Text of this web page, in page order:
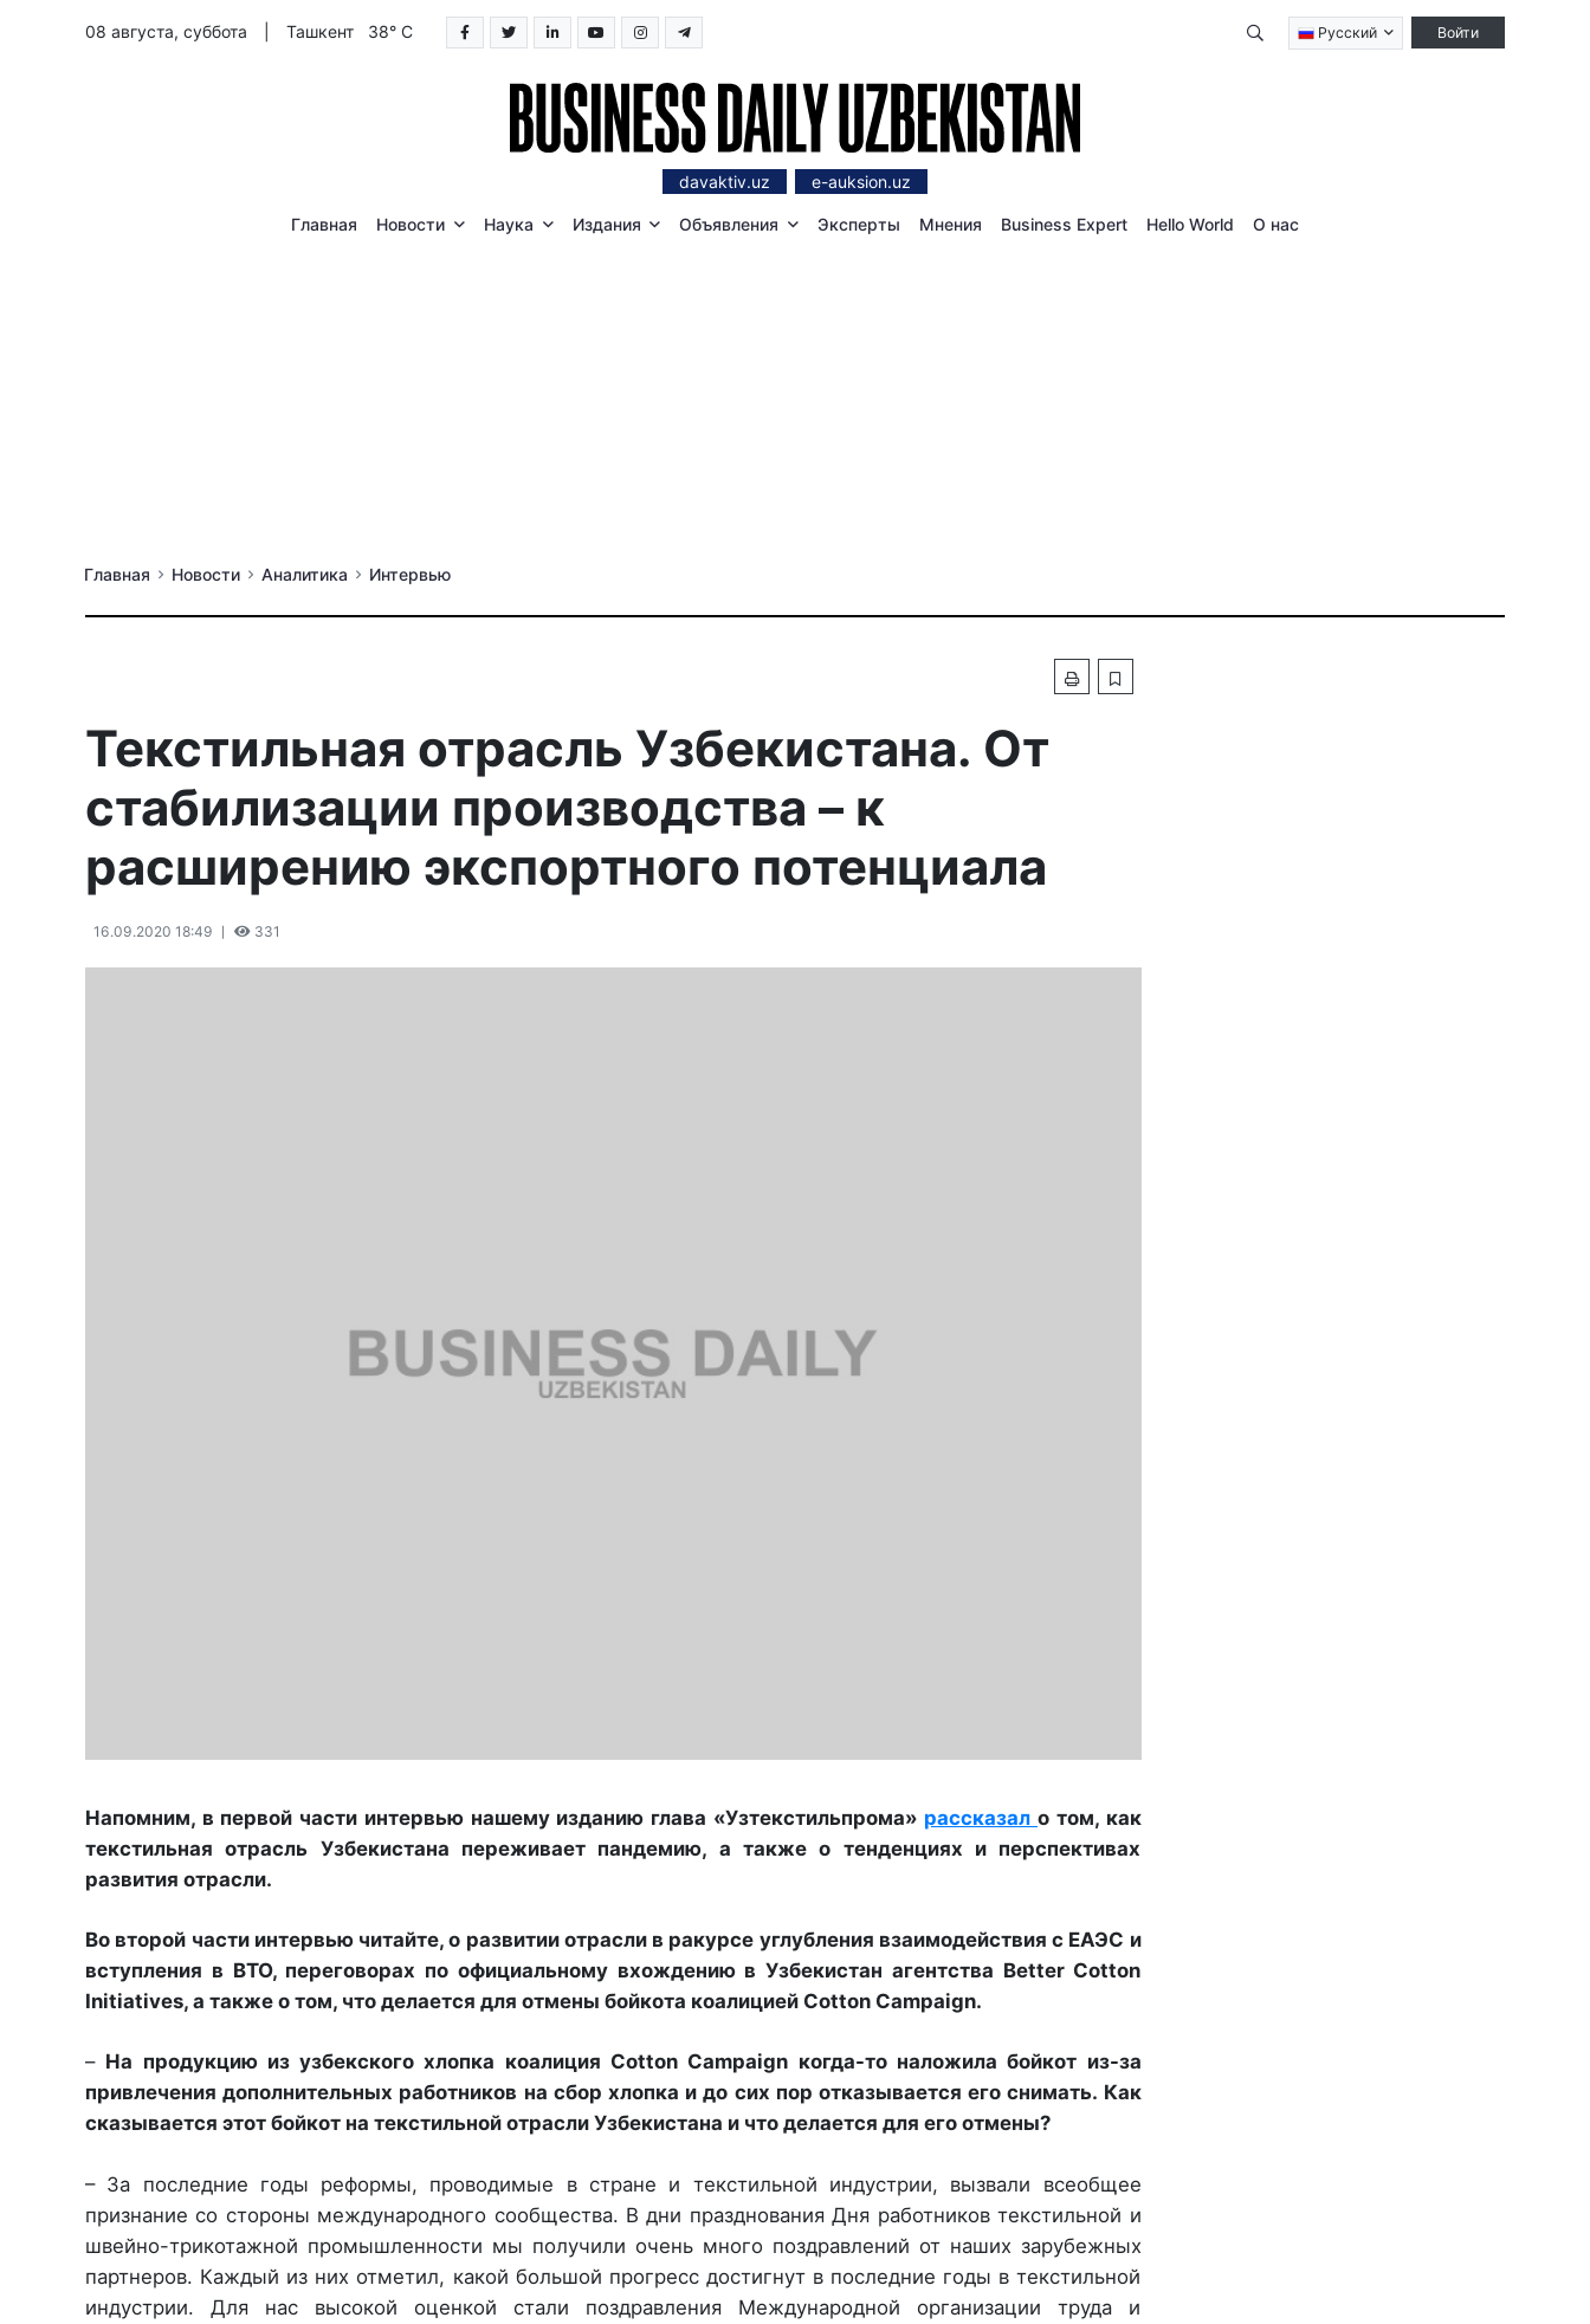
08 августа, суббота Ташкент 38° C Qidirish Русский Войти
davaktiv.uz e-auksion.uz
Главная Новости Наука Издания Объявления Эксперты Мнения Business Expert Hello World О нас
Главная Новости Аналитика Интервью
Текстильная отрасль Узбекистана. От
стабилизации производства – к
расширению экспортного потенциала
16.09.2020 18:49 331
Напомним, в первой части интервью нашему изданию глава «Узтекстильпрома» рассказало том, как
текстильная отрасль Узбекистана переживает пандемию, а также о тенденциях и перспективах
развития отрасли.
Во второй части интервью читайте, о развитии отрасли в ракурсе углубления взаимодействия с ЕАЭС и
вступления в ВТО, переговорах по официальному вхождению в Узбекистан агентства Better Cotton
Initiatives, а также о том, что делается для отмены бойкота коалицией Cotton Campaign.
– На продукцию из узбекского хлопка коалиция Cotton Campaign когда-то наложила бойкот из-за
привлечения дополнительных работников на сбор хлопка и до сих пор отказывается его снимать. Как
сказывается этот бойкот на текстильной отрасли Узбекистана и что делается для его отмены?
– За последние годы реформы, проводимые в стране и текстильной индустрии, вызвали всеобщее
признание со стороны международного сообщества. В дни празднования Дня работников текстильной и
швейно-трикотажной промышленности мы получили очень много поздравлений от наших зарубежных
партнеров. Каждый из них отметил, какой большой прогресс достигнут в последние годы в текстильной
индустрии. Для нас высокой оценкой стали поздравления Международной организации труда и